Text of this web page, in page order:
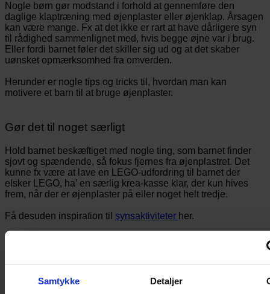
Samtykke Detaljer
Nogle børn gør modstand i forhold at gennemføre den
daglige klaptræning med øjenplaster eller øjenklap. Årsagen
kan være mange. Fx at det ikke er rart at have dårligere syn
til rådighed sammenlignet med, hvis begge øjne var i brug.
Eller fordi barnet føler det skiller sig ud og at det skaber
uønsket opmærksomhed fra omverden.
Herunder er nogle tips og tricks til, hvordan man kan
motivere et barn til at bruge øjenplaster.
Gør det til noget særligt
Hold barnet beskæftiget med nogle ting, som barnet finder
sjovt og spændende, så fokus fjernes fra øjenplastret. Det
kunne fx være at lave en LEGO-udfordring til barnet der
elsker LEGO, ha’ en særlig krea-kasse klar, der kun hives
frem, når der er øjenplaster på eller noget helt tredje.
Få desuden inspiration til synsaktiviteter her.
favoritbamse eller -dukke. Lad bamsen eller dukken få øjenklap på,